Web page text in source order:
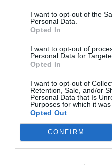
I want to opt-out of the
Personal Data.
Opted In
I want to opt-out of
Personal Data for
Opted In
I want to opt-out of
Retention, Sale, and/or
Personal Data that Is
Purposes for which it was
Opted Out
CONFIRM
Crepet: Turetta? Ma
patriarcato, il
16/12/2023
DELITTO CECCHETTIN
Il padre di Giulia da
Crepet: "Forse un